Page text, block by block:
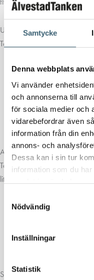
Samtycke
Denna webbplats
Vi använder
och annonserna till
för sociala medier och
vidarebefordrar även
information från din
annons- och
Dessa kan i sin tur
information som du
Nödvändig
Inställningar
Statistik
Utrustning och funktioner:
Tanken är utrustad för
Inspektionslucka Ø
Avluftning
Bottenuttag 3″ med
Nivåindikator för
Nedre fästpunkter för
Användningsområden:
Tack vare sin flexibla och
liter för flera verksamheter,
Jordbruk
Räddningstjänst
Specifikationer: